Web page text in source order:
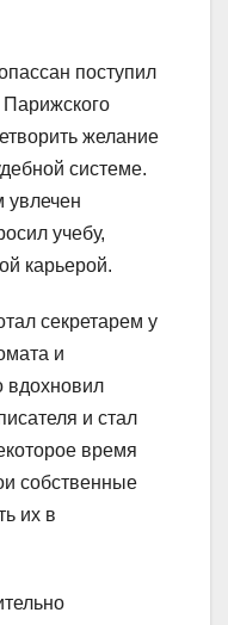
поступил
желание
системе.
увлечен
учебу,
карьерой.
секретарем у
и
вдохновил
и стал
время
собственные
их в